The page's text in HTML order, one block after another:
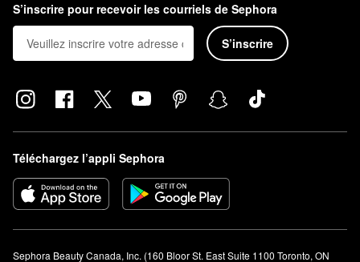
S’inscrire pour recevoir les courriels de Sephora
S’inscrire
Téléchargez l’appli Sephora
Sephora Beauty Canada, Inc. (160 Bloor St. East Suite 1100 Toronto, ON